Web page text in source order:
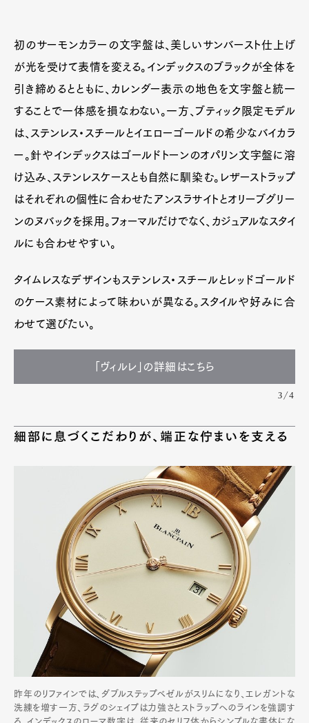
初のサーモンカラーの文字盤は、美しいサンバースト仕上げ
が光を受けて表情を変える。インデックスのブラックが全体を
引き締めるとともに、カレンダー表示の地色を文字盤と統一
することで一体感を損なわない。一方、ブティック限定モデル
は、ステンレス・スチールとイエローゴールドの希少なバイカラ
ー。針やインデックスはゴールドトーンのオパリン文字盤に溶
け込み、ステンレスケースとも自然に馴染む。レザーストラップ
はそれぞれの個性に合わせたアンスラサイトとオリーブグリー
ンのヌバックを採用。フォーマルだけでなく、カジュアルなスタイ
ルにも合わせやすい。
タイムレスなデザインもステンレス・スチールとレッドゴールド
のケース素材によって味わいが異なる。スタイルや好みに合
わせて選びたい。
「ヴィルレ」の詳細はこちら
3/4
細部に息づくこだわりが、端正な佇まいを支える
昨年のリファインでは、ダブルステップベゼルがスリムになり、エレガントな
洗練を増す一方、ラグのシェイプは力強さとストラップへのラインを強調す